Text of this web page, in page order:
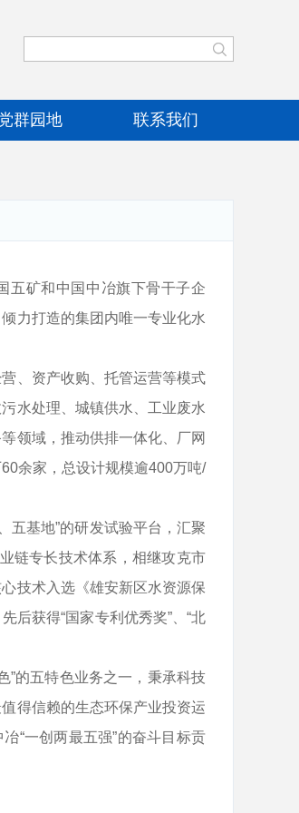
群园地 联系我们
矿和中国中冶旗下骨干子企
力打造的集团内唯一专业化水
、资产收购、托管运营等模式
水处理、城镇供水、工业废水
领域，推动供排一体化、厂网
余家，总设计规模逾400万吨/
五基地”的研发试验平台，汇聚
链专长技术体系，相继攻克市
技术入选《雄安新区水资源保
后获得“国家专利优秀奖”、“北
的五特色业务之一，秉承科技
得信赖的生态环保产业投资运
“一创两最五强”的奋斗目标贡